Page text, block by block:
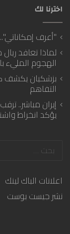
اخترنا لك
"أعرف
لماذا تعاقد
الهجوم المليء
بزشكيان يكشف
التفاهم
إيران مباشر..
يؤكد انخراط
اعلانات الباك لينك
نشر جيست بوست